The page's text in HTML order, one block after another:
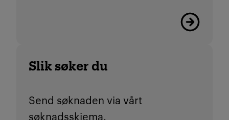
Viktige
Slik søker du
Send søknaden via vårt
søknadsskjema.